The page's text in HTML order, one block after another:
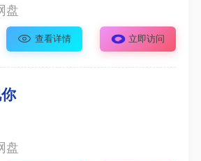
盘
查看详情 立即访问
盘